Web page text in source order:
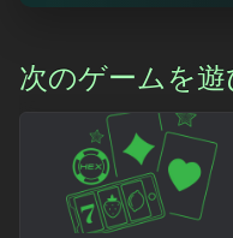
次のゲームを